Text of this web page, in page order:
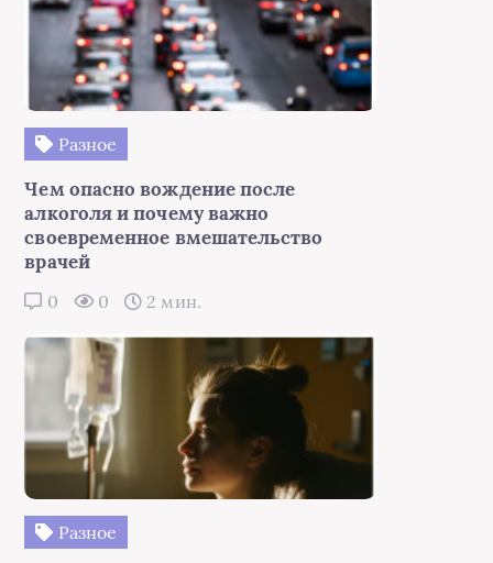
Разное
Чем опасно вождение после
алкоголя и почему важно
своевременное вмешательство
врачей
0 0 2 мин.
Разное